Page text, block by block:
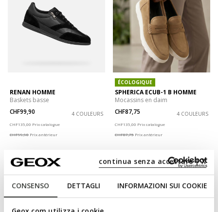
CONSENSO DETTAGLI INFORMAZIONI SUI COOKIE
continua senza accettare | X
RENAN HOMME
Baskets basse
CHF99,90
4 COULEURS
CHF135,00 Prix catalogue
CHF99,90 Prix antérieur
ÉCOLOGIQUE
SPHERICA ECUB-1 B HOMME
Mocassins en daim
CHF87,75
4 COULEURS
CHF135,00 Prix catalogue
CHF87,75 Prix antérieur